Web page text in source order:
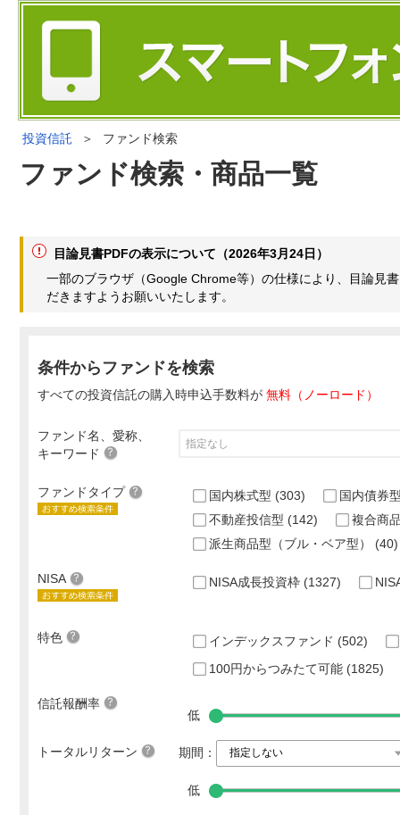
投資信託 ＞ ファンド検索
ファンド検索・商品一覧
目論見書PDFの表示について（2026年3月24日）
一部のブラウザ（Google Chrome等）の仕様により、目論見
だきますようお願いいたします。
条件からファンドを検索
すべての投資信託の購入時申込手数料が 無料（ノーロード）
ファンド名、愛称、
キーワード
ファンドタイプ 国内株式型 (303)
国内債券
不動産投信型 (142)
複合商
派生商品型（ブル・ベア型）
(40)
NISA NISA成長投資枠 (1327)
特色 インデックスファンド (502)
100円からつみたて可能 (1825)
信託報酬率
低
トータルリターン 期間：
低